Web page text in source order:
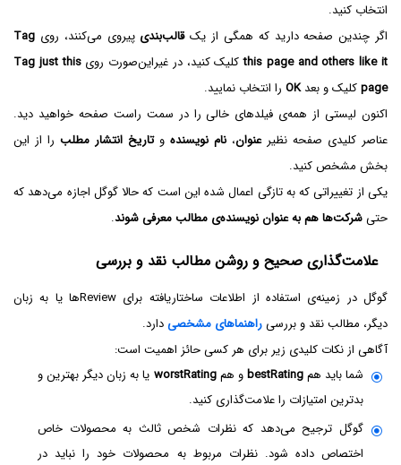
انتخاب کنید.
اگر چندین صفحه دارید که همگی از یکقالب‌بندی پیروی می‌کنند، روی Tag
this page and others like itکلیک کنید، در غیر‌این‌صورت رویTag just this
pageکلیک و بعدOK را انتخاب نمایید.
اکنون لیستی از همه‌ی فیلدهای خالی را در سمت راست صفحه خواهید دید.
عناصر کلیدی صفحه نظیرعنوان، نام نویسنده وتاریخ انتشار مطلب را از این
بخش مشخص کنید.
یکی از تغییراتی که به تازگی اعمال شده این است که حالا گوگل اجازه می‌دهد که
حتیشرکت‌ها هم به عنوان نویسنده‌ی مطالب معرفی شوند.
علامت‌گذاری صحیح و روشن مطالب نقد و بررسی
گوگل در زمینه‌ی استفاده از اطلاعات ساختاریافته برای Reviewها یا به زبان
دیگر، مطالب نقد و بررسیراهنماهای مشخصیدارد.
آگاهی از نکات کلیدی زیر برای هر کسی حائز اهمیت است:
شما باید همbestRatingو همworstRating یا به زبان دیگر بهترین و
بدترین امتیازات را علامت‌گذاری کنید.
گوگل ترجیح می‌دهد که نظرات شخص ثالث به محصولات خاص
اختصاص داده شود. نظرات مربوط به محصولات خود را نباید در